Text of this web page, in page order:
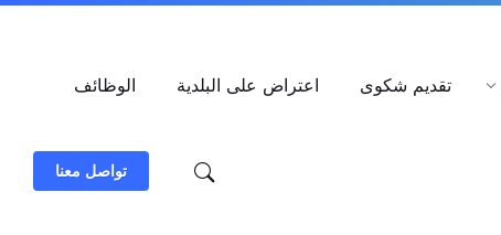
تقديم شكوى اعتراض على البلدية
الوظائف
تواصل معنا